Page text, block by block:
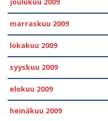
joulukuu 2009
marraskuu 2009
lokakuu 2009
syyskuu 2009
elokuu 2009
heinäkuu 2009